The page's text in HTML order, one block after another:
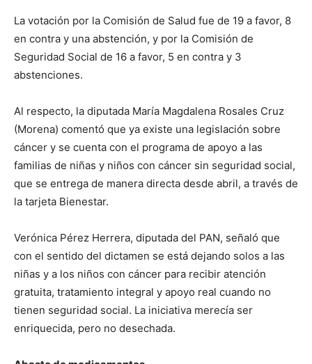
La votación por la Comisión de Salud fue de 19 a favor, 8
en contra y una abstención, y por la Comisión de
Seguridad Social de 16 a favor, 5 en contra y 3
abstenciones.
Al respecto, la diputada María Magdalena Rosales Cruz
(Morena) comentó que ya existe una legislación sobre
cáncer y se cuenta con el programa de apoyo a las
familias de niñas y niños con cáncer sin seguridad social,
que se entrega de manera directa desde abril, a través de
la tarjeta Bienestar.
Verónica Pérez Herrera, diputada del PAN, señaló que
con el sentido del dictamen se está dejando solos a las
niñas y a los niños con cáncer para recibir atención
gratuita, tratamiento integral y apoyo real cuando no
tienen seguridad social. La iniciativa merecía ser
enriquecida, pero no desechada.